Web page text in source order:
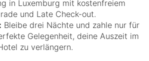
in Luxemburg mit kostenfreiem
und Late Check-out.
: Bleibe drei Nächte und zahle nur für
Gelegenheit, deine Auszeit im
zu verlängern.